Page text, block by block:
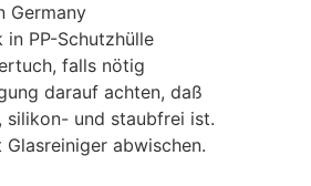
Germany
in PP-Schutzhülle
falls nötig
darauf achten, daß
und staubfrei ist.
abwischen.